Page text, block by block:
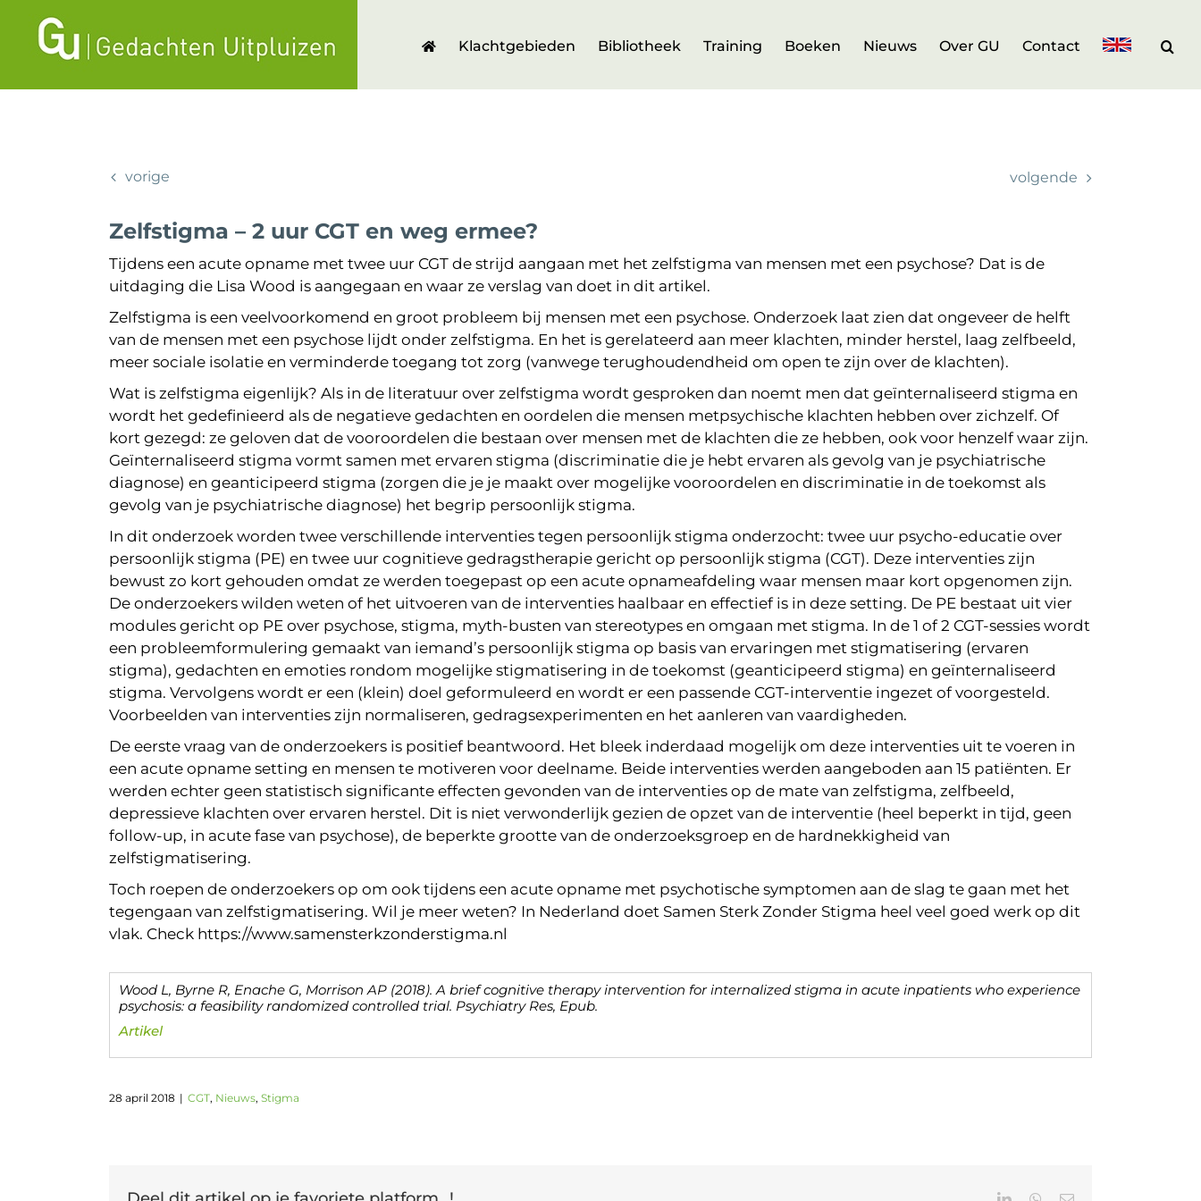
inhoud
Klachtgebieden Bibliotheek Training Boeken Nieuws Over GU Contact
vorige volgende
Zelfstigma – 2 uur CGT en weg ermee?
Tijdens een acute opname met twee uur CGT de strijd aangaan met het zelfstigma van mensen met een psychose? Dat is de
uitdaging die Lisa Wood is aangegaan en waar ze verslag van doet in dit artikel.
Zelfstigma is een veelvoorkomend en groot probleem bij mensen met een psychose. Onderzoek laat zien dat ongeveer de helft
van de mensen met een psychose lijdt onder zelfstigma. En het is gerelateerd aan meer klachten, minder herstel, laag zelfbeeld,
meer sociale isolatie en verminderde toegang tot zorg (vanwege terughoudendheid om open te zijn over de klachten).
Wat is zelfstigma eigenlijk? Als in de literatuur over zelfstigma wordt gesproken dan noemt men dat geïnternaliseerd stigma en
wordt het gedefinieerd als de negatieve gedachten en oordelen die mensen metpsychische klachten hebben over zichzelf. Of
kort gezegd: ze geloven dat de vooroordelen die bestaan over mensen met de klachten die ze hebben, ook voor henzelf waar zijn.
Geïnternaliseerd stigma vormt samen met ervaren stigma (discriminatie die je hebt ervaren als gevolg van je psychiatrische
diagnose) en geanticipeerd stigma (zorgen die je je maakt over mogelijke vooroordelen en discriminatie in de toekomst als
gevolg van je psychiatrische diagnose) het begrip persoonlijk stigma.
In dit onderzoek worden twee verschillende interventies tegen persoonlijk stigma onderzocht: twee uur psycho-educatie over
persoonlijk stigma (PE) en twee uur cognitieve gedragstherapie gericht op persoonlijk stigma (CGT). Deze interventies zijn
bewust zo kort gehouden omdat ze werden toegepast op een acute opnameafdeling waar mensen maar kort opgenomen zijn.
De onderzoekers wilden weten of het uitvoeren van de interventies haalbaar en effectief is in deze setting. De PE bestaat uit vier
modules gericht op PE over psychose, stigma, myth-busten van stereotypes en omgaan met stigma. In de 1 of 2 CGT-sessies wordt
een probleemformulering gemaakt van iemand’s persoonlijk stigma op basis van ervaringen met stigmatisering (ervaren
stigma), gedachten en emoties rondom mogelijke stigmatisering in de toekomst (geanticipeerd stigma) en geïnternaliseerd
stigma. Vervolgens wordt er een (klein) doel geformuleerd en wordt er een passende CGT-interventie ingezet of voorgesteld.
Voorbeelden van interventies zijn normaliseren, gedragsexperimenten en het aanleren van vaardigheden.
De eerste vraag van de onderzoekers is positief beantwoord. Het bleek inderdaad mogelijk om deze interventies uit te voeren in
een acute opname setting en mensen te motiveren voor deelname. Beide interventies werden aangeboden aan 15 patiënten. Er
werden echter geen statistisch significante effecten gevonden van de interventies op de mate van zelfstigma, zelfbeeld,
depressieve klachten over ervaren herstel. Dit is niet verwonderlijk gezien de opzet van de interventie (heel beperkt in tijd, geen
follow-up, in acute fase van psychose), de beperkte grootte van de onderzoeksgroep en de hardnekkigheid van
zelfstigmatisering.
Toch roepen de onderzoekers op om ook tijdens een acute opname met psychotische symptomen aan de slag te gaan met het
tegengaan van zelfstigmatisering. Wil je meer weten? In Nederland doet Samen Sterk Zonder Stigma heel veel goed werk op dit
vlak. Check https://www.samensterkzonderstigma.nl
Wood L, Byrne R, Enache G, Morrison AP (2018). A brief cognitive therapy intervention for internalized stigma in acute inpatients who experience
psychosis: a feasibility randomized controlled trial. Psychiatry Res, Epub.
Artikel
28 april 2018 | CGT, Nieuws, Stigma
LinkedInWhatsApp
E-